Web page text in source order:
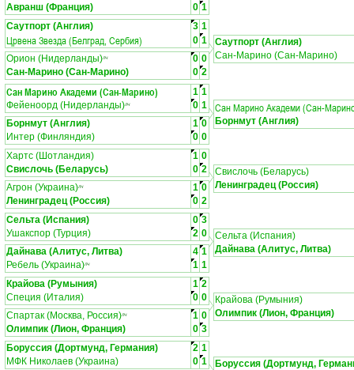
Авранш (Франция)
0 1
Саутпорт (Англия) 3 1
Црвена Звезда (Белград, Сербия) 0 1
Орион (Нидерланды)ЛЧ 0 0
Сан-Марино (Сан-Марино)
0 2
Саутпорт (Англия)
Сан-Марино (Сан-Марино)
Сан Марино Академи (Сан-Марино) 1 1
Фейеноорд (Нидерланды)ЛЧ 0 1
Борнмут (Англия)
1 0
Интер (Финляндия)
0 0
Сан Марино Академи (Сан-
Борнмут (Англия)
Хартс (Шотландия) 1 0
Свислочь (Беларусь)
0 2
Агрон (Украина)ЛЧ 1 0
Ленинградец (Россия)
0 2
Свислочь (Беларусь)
Ленинградец (Россия)
Сельта (Испания) 0 3
Ушакспор (Турция)
2 0
Дайнава (Алитус, Литва)
4 1
Ребель (Украина)ЛЧ 1 1
Сельта (Испания)
Дайнава (Алитус, Литва)
Крайова (Румыния) 1 2
Специя (Италия)
0 0
Спартак (Москва, Россия)ЛЧ 1 0
Олимпик (Лион, Франция)
0 3
Крайова (Румыния)
Олимпик (Лион, Франция)
Боруссия (Дортмунд, Германия) 2 1
МФК Николаев (Украина)
0 1
Боруссия (Дортмунд,